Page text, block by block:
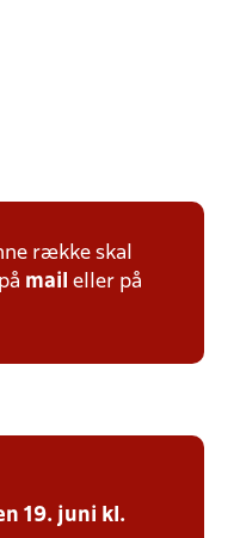
række skal
mail eller på
19. juni kl.